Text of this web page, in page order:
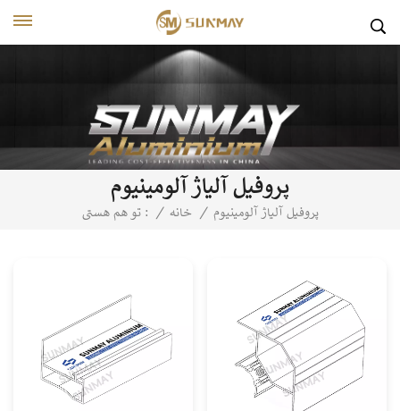
پروفیل آلیاژ آلومینیوم
تو هم هستی : / خانه / پروفیل آلیاژ آلومینیوم